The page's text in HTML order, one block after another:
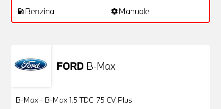
local_gas_station Benzina settingsManuale
FORD B-Max
B-Max - B-Max 1.5 TDCi 75 CV Plus